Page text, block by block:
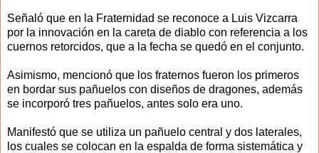
Señaló que en la Fraternidad se reconoce a Luis Vizcarra
por la innovación en la careta de diablo con referencia a los
cuernos retorcidos, que a la fecha se quedó en el conjunto.
Asimismo, mencionó que los fraternos fueron los primeros
en bordar sus pañuelos con diseños de dragones, además
se incorporó tres pañuelos, antes solo era uno.
Manifestó que se utiliza un pañuelo central y dos laterales,
los cuales se colocan en la espalda de forma sistemática y